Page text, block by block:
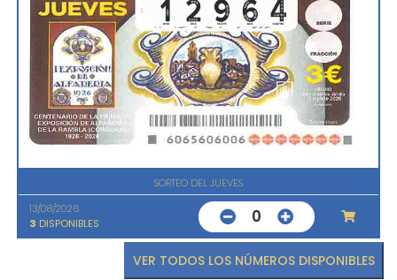
SORTEO DEL JUEVES
13/08/2026
3 DISPONIBLES 0
VER TODOS LOS NÚMEROS DISPONIBLES